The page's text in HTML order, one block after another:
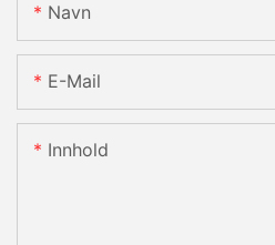
Navn
E-Mail
Innhold